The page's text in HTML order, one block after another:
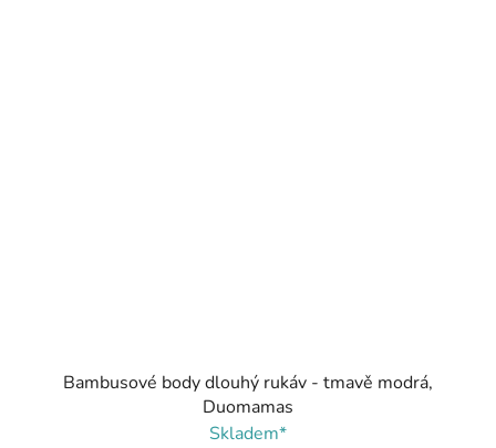
Bambusové body dlouhý rukáv - tmavě modrá,
Duomamas
Skladem*